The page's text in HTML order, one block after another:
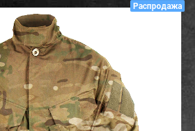
Распродажа